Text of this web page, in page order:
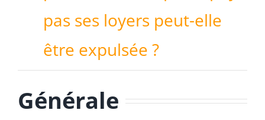
pas ses loyers peut-elle
être expulsée ?
Générale